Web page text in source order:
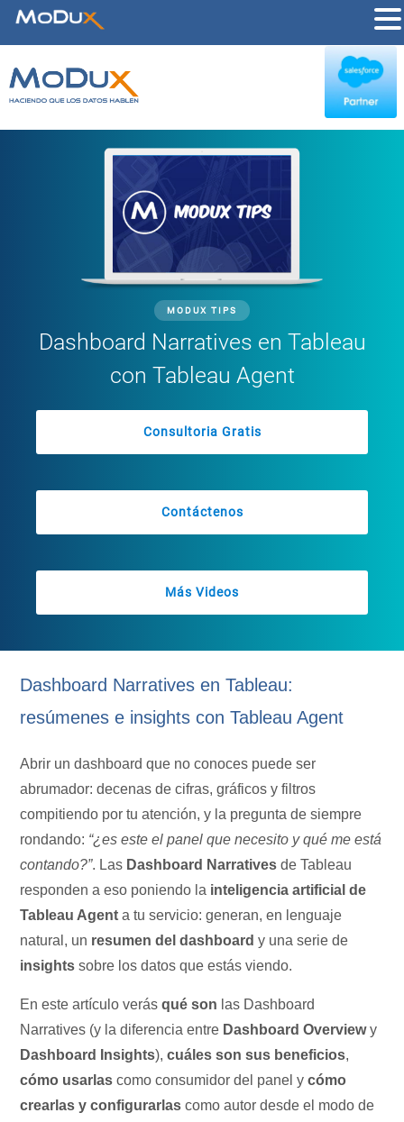
MODUX TIPS
Dashboard Narratives en Tableau
con Tableau Agent
Consultoria Gratis
Contáctenos
Más Videos
Dashboard Narratives en Tableau:
resúmenes e insights con Tableau Agent
Abrir un dashboard que no conoces puede ser
abrumador: decenas de cifras, gráficos y filtros
compitiendo por tu atención, y la pregunta de siempre
rondando: “¿es este el panel que necesito y qué me está
contando?”. Las Dashboard Narratives de Tableau
responden a eso poniendo la inteligencia artificial de
Tableau Agent a tu servicio: generan, en lenguaje
natural, un resumen del dashboard y una serie de
insights sobre los datos que estás viendo.
En este artículo verásqué son las Dashboard
Narratives (y la diferencia entre Dashboard Overviewy
Dashboard Insights),cuáles son sus beneficios,
cómo usarlas como consumidor del panel ycómo
crearlas y configurarlas como autor desde el modo de